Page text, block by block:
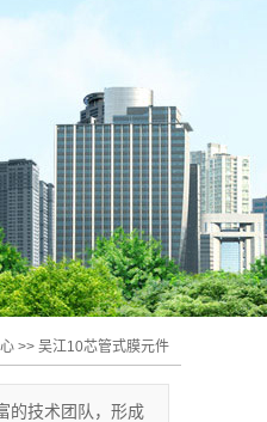
>> 吴江10芯管式膜元件
的技术团队，形成